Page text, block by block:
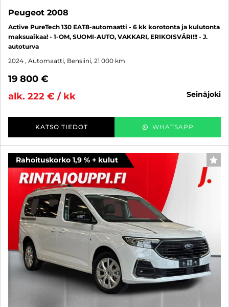
Peugeot 2008
Active PureTech 130 EAT8-automaatti - 6 kk korotonta ja kulutonta
maksuaikaa! - 1-OM, SUOMI-AUTO, VAKKARI, ERIKOISVÄRI!!! - J.
autoturva
2024 , Automaatti, Bensiini, 21 000 km
19 800 €
alk. 222 € / kk
seinäjoki
KATSO TIEDOT WHATSAPP
Rahoituskorko 1,9 % + kulut